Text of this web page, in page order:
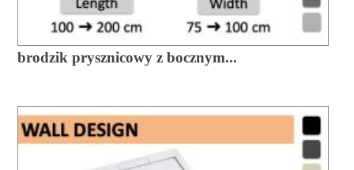
brodzik prysznicowy z bocznym...